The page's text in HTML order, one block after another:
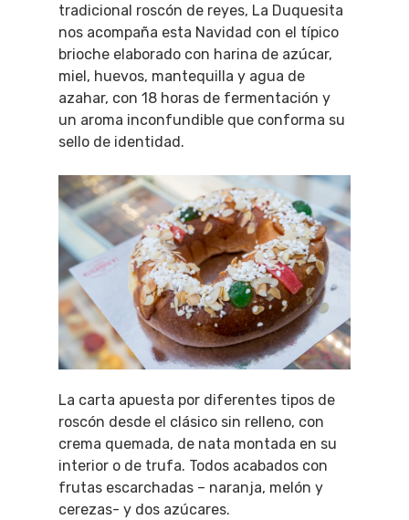
tradicional roscón de reyes, La Duquesita
nos acompaña esta Navidad con el típico
brioche elaborado con harina de azúcar,
miel, huevos, mantequilla y agua de
azahar, con 18 horas de fermentación y
un aroma inconfundible que conforma su
sello de identidad.
La carta apuesta por diferentes tipos de
roscón desde el clásico sin relleno, con
crema quemada, de nata montada en su
interior o de trufa. Todos acabados con
frutas escarchadas – naranja, melón y
cerezas- y dos azúcares.